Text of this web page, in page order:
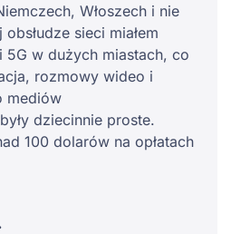
Włoszech i nie
sieci miałem
w dużych miastach, co
rozmowy wideo i
mediów
dziecinnie proste.
100 dolarów na opłatach